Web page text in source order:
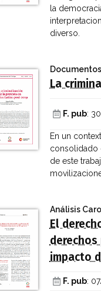
la
diverso.
La
F. pub:
En un
consolidado
de este
Análisis
El
impacto
F. pub: